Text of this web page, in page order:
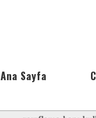
Ana Sayfa